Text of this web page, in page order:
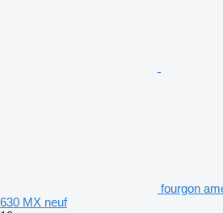
fourgon
630 MX neuf